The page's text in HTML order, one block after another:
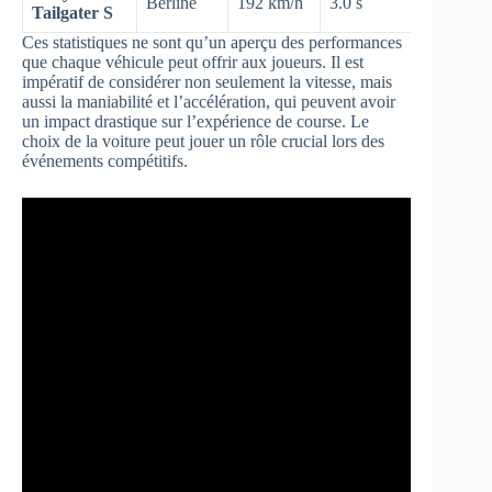
Tailgater S
Ces statistiques ne sont qu’un aperçu des performances
que chaque véhicule peut offrir aux joueurs. Il est
impératif de considérer non seulement la vitesse, mais
aussi la maniabilité et l’accélération, qui peuvent avoir
un impact drastique sur l’expérience de course. Le
choix de la voiture peut jouer un rôle crucial lors des
événements compétitifs.